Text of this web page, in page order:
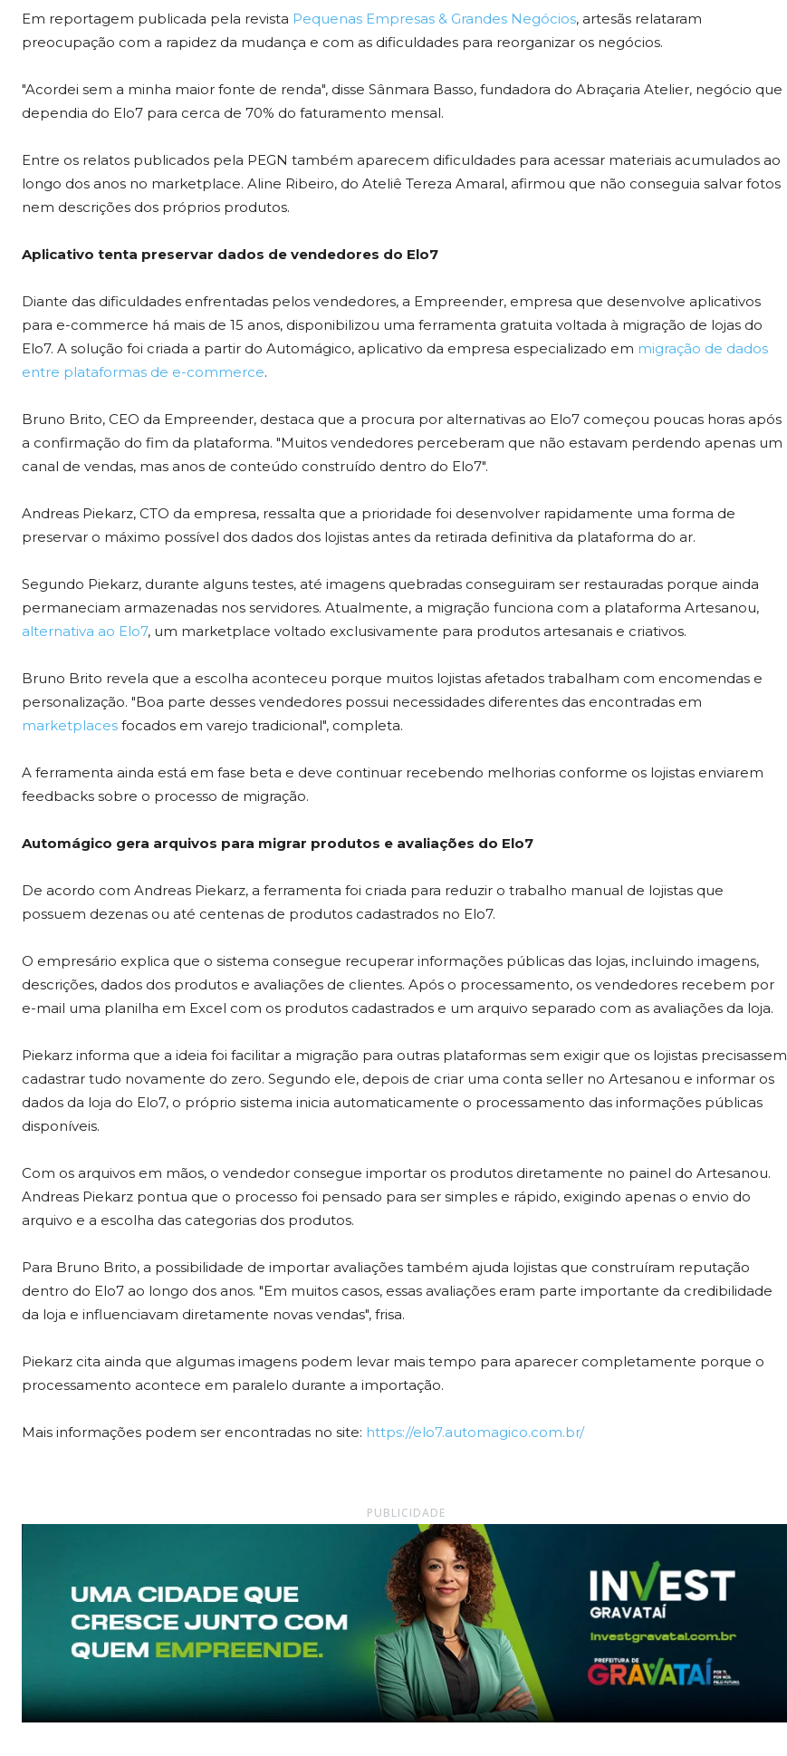
Em reportagem publicada pela revista Pequenas Empresas & Grandes Negócios, artesãs relataram
preocupação com a rapidez da mudança e com as dificuldades para reorganizar os negócios.
"Acordei sem a minha maior fonte de renda", disse Sânmara Basso, fundadora do Abraçaria Atelier, negócio que
dependia do Elo7 para cerca de 70% do faturamento mensal.
Entre os relatos publicados pela PEGN também aparecem dificuldades para acessar materiais acumulados ao
longo dos anos no marketplace. Aline Ribeiro, do Ateliê Tereza Amaral, afirmou que não conseguia salvar fotos
nem descrições dos próprios produtos.
Aplicativo tenta preservar dados de vendedores do Elo7
Diante das dificuldades enfrentadas pelos vendedores, a Empreender, empresa que desenvolve aplicativos
para e-commerce há mais de 15 anos, disponibilizou uma ferramenta gratuita voltada à migração de lojas do
Elo7. A solução foi criada a partir do Automágico, aplicativo da empresa especializado em migração de dados
entre plataformas de e-commerce.
Bruno Brito, CEO da Empreender, destaca que a procura por alternativas ao Elo7 começou poucas horas após
a confirmação do fim da plataforma. "Muitos vendedores perceberam que não estavam perdendo apenas um
canal de vendas, mas anos de conteúdo construído dentro do Elo7".
Andreas Piekarz, CTO da empresa, ressalta que a prioridade foi desenvolver rapidamente uma forma de
preservar o máximo possível dos dados dos lojistas antes da retirada definitiva da plataforma do ar.
Segundo Piekarz, durante alguns testes, até imagens quebradas conseguiram ser restauradas porque ainda
permaneciam armazenadas nos servidores. Atualmente, a migração funciona com a plataforma Artesanou,
alternativa ao Elo7, um marketplace voltado exclusivamente para produtos artesanais e criativos.
Bruno Brito revela que a escolha aconteceu porque muitos lojistas afetados trabalham com encomendas e
personalização. "Boa parte desses vendedores possui necessidades diferentes das encontradas em
marketplaces focados em varejo tradicional", completa.
A ferramenta ainda está em fase beta e deve continuar recebendo melhorias conforme os lojistas enviarem
feedbacks sobre o processo de migração.
Automágico gera arquivos para migrar produtos e avaliações do Elo7
De acordo com Andreas Piekarz, a ferramenta foi criada para reduzir o trabalho manual de lojistas que
possuem dezenas ou até centenas de produtos cadastrados no Elo7.
O empresário explica que o sistema consegue recuperar informações públicas das lojas, incluindo imagens,
descrições, dados dos produtos e avaliações de clientes. Após o processamento, os vendedores recebem por
e-mail uma planilha em Excel com os produtos cadastrados e um arquivo separado com as avaliações da loja.
Piekarz informa que a ideia foi facilitar a migração para outras plataformas sem exigir que os lojistas precisassem
cadastrar tudo novamente do zero. Segundo ele, depois de criar uma conta seller no Artesanou e informar os
dados da loja do Elo7, o próprio sistema inicia automaticamente o processamento das informações públicas
disponíveis.
Com os arquivos em mãos, o vendedor consegue importar os produtos diretamente no painel do Artesanou.
Andreas Piekarz pontua que o processo foi pensado para ser simples e rápido, exigindo apenas o envio do
arquivo e a escolha das categorias dos produtos.
Para Bruno Brito, a possibilidade de importar avaliações também ajuda lojistas que construíram reputação
dentro do Elo7 ao longo dos anos. "Em muitos casos, essas avaliações eram parte importante da credibilidade
da loja e influenciavam diretamente novas vendas", frisa.
Piekarz cita ainda que algumas imagens podem levar mais tempo para aparecer completamente porque o
processamento acontece em paralelo durante a importação.
Mais informações podem ser encontradas no site: https://elo7.automagico.com.br/
PUBLICIDADE